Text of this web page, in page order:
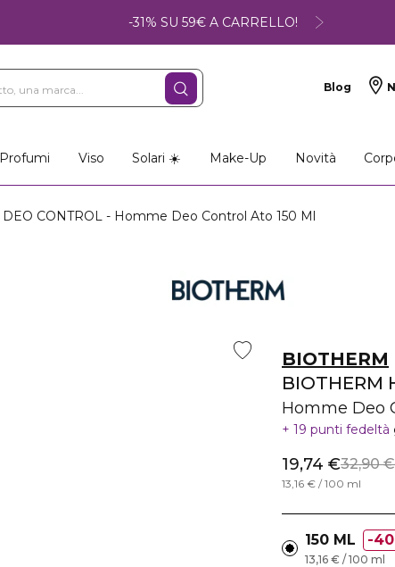
-31% SU 59€ A CARRELLO!
Blog
Profumi Viso Solari ☀️ Make-Up Novità
DEO CONTROL - Homme Deo Control Ato 150 Ml
BIOTHERM
BIOTHERM
Homme Deo
19 punti fedeltà
19,74 €32,90 €
13,16 € / 100 ml
150 ML
13,16 € / 100 ml